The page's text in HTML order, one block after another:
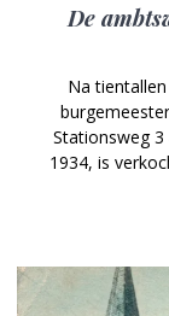
De
Na
Stationsweg
1934, is